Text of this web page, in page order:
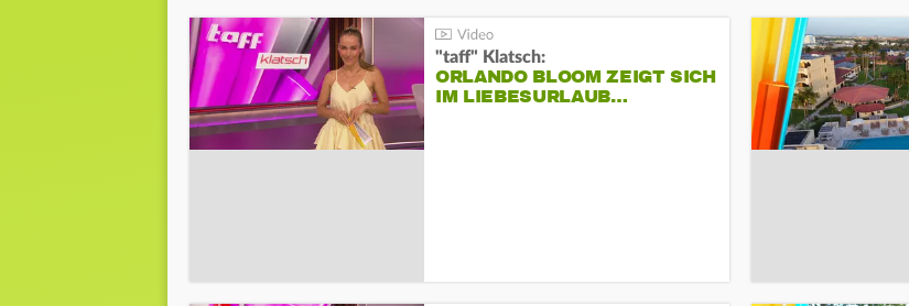
"taff" Klatsch:
ORLANDO BLOOM ZEIGT SICH
IM LIEBESURLAUB…